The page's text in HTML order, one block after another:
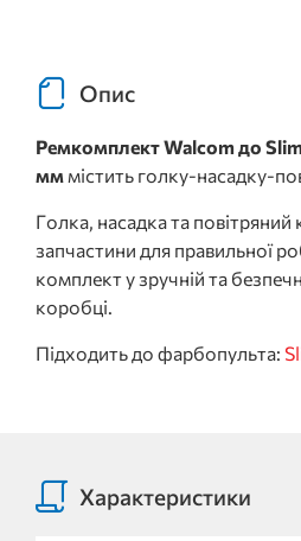
Опис
Ремкомплект Walcom до
мм містить голку-насадку-
Голка, насадка та повітряний
запчастини для правильної
комплект у зручній та
коробці.
Підходить до фарбопульта:
Характеристики